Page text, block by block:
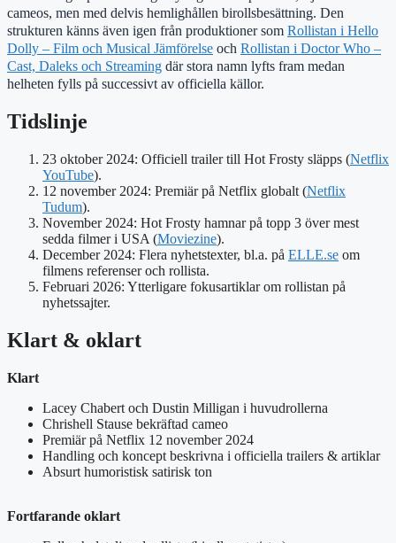
cameos, men med delvis hemlighållen birollsbesättning. Den
strukturen känns även igen från produktioner som Rollistan i Hello
Dolly – Film och Musical Jämförelse och Rollistan i Doctor Who –
Cast, Daleks och Streaming där stora namn lyfts fram medan
helheten fylls på successivt av officiella källor.
Tidslinje
23 oktober 2024: Officiell trailer till Hot Frosty släpps (Netflix
YouTube).
12 november 2024: Premiär på Netflix globalt (Netflix
Tudum).
November 2024: Hot Frosty hamnar på topp 3 över mest
sedda filmer i USA (Moviezine).
December 2024: Flera nyhetstexter, bl.a. på ELLE.se om
filmens referenser och rollista.
Februari 2026: Ytterligare fokusartiklar om rollistan på
nyhetssajter.
Klart & oklart
Klart
Lacey Chabert och Dustin Milligan i huvudrollerna
Chrishell Stause bekräftad cameo
Premiär på Netflix 12 november 2024
Handling och koncept beskrivna i officiella trailers & artiklar
Absurt humoristisk satirisk ton
Fortfarande oklart